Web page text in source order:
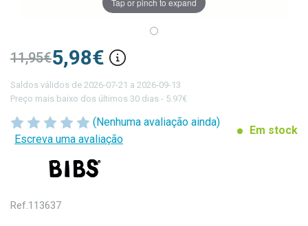
(Nenhuma avaliação ainda)
Escreva uma avaliação
Em stock
5,98€
11,95€
Saldos válidos de 2026-07-21 a 2026-09-13
Preço mais baixo dos últimos 30 dias - 5.97€
Ref.113637